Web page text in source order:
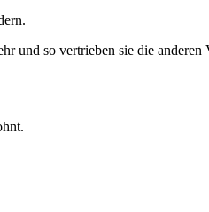
und so vertrieben sie die